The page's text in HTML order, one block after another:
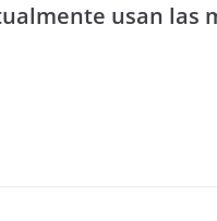
usan las